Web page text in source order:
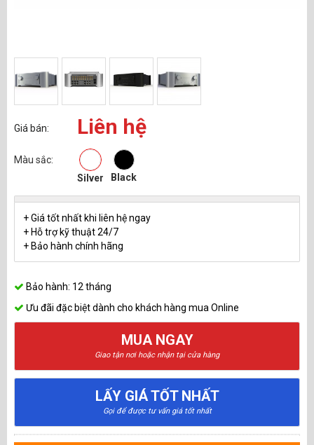
Giá bán: Liên hệ
Màu sắc:
Silver
Black
+ Giá tốt nhất khi liên hệ ngay
+ Hỗ trợ kỹ thuật 24/7
+ Bảo hành chính hãng
Bảo hành: 12 tháng
Ưu đãi đặc biệt dành cho khách hàng mua Online
MUA NGAY
Giao tận nơi hoặc nhận tại cửa hàng
LẤY GIÁ TỐT NHẤT
Gọi để được tư vấn giá tốt nhất